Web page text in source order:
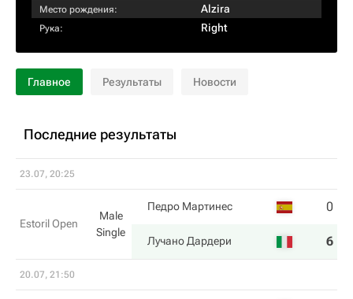
Место рождения: Alzira
Рука: Right
Главное Результаты Новости
Последние результаты
23.07, 20:25
Estoril Open
Male
Single
Педро Мартинес 0
Лучано Дардери 6
20.07, 21:50